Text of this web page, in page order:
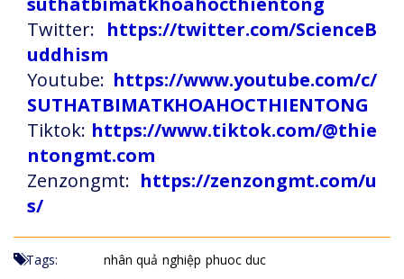
Twitter: https://twitter.com/ScienceB
uddhism
Youtube: https://www.youtube.com/c/
SUTHATBIMATKHOAHOCTHIENTONG
Tiktok: https://www.tiktok.com/@thie
ntongmt.com
Zenzongmt: https://zenzongmt.com/u
s/
Tags: nhân quả nghiệp phuoc duc